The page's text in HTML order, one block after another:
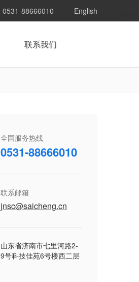
0531-88666010 English
联系我们
全国服务热线
0531-88666010
联系邮箱
jnsc@saicheng.cn
山东省济南市七里河路2-
9号科技佳苑6号楼西二层